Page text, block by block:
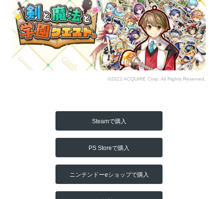
©2022 ACQUIRE Corp. All Rights Reserved.
Steamで購入
PS Storeで購入
ニンテンドーeショップで購入